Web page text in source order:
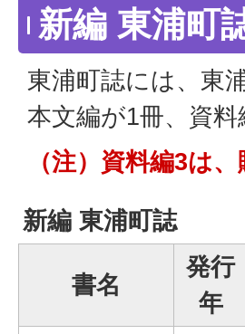
新編 東浦町
東浦町誌には、東
本文編が1冊、資
（注）資料編3は
新編 東浦町誌
書名
発行
年